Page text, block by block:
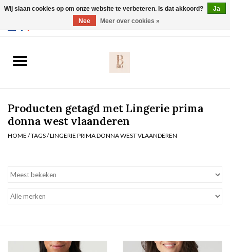
Slip
Body
Solden
Producten getagd met Lingerie prima
donna west vlaanderen
HOME /TAGS/LINGERIE PRIMA DONNA WEST VLAANDEREN
Wij slaan cookies op om onze website te verbeteren. Is dat akkoord?
Ja
Nee
Meer over cookies »
Webshop werkt met EU maten. .